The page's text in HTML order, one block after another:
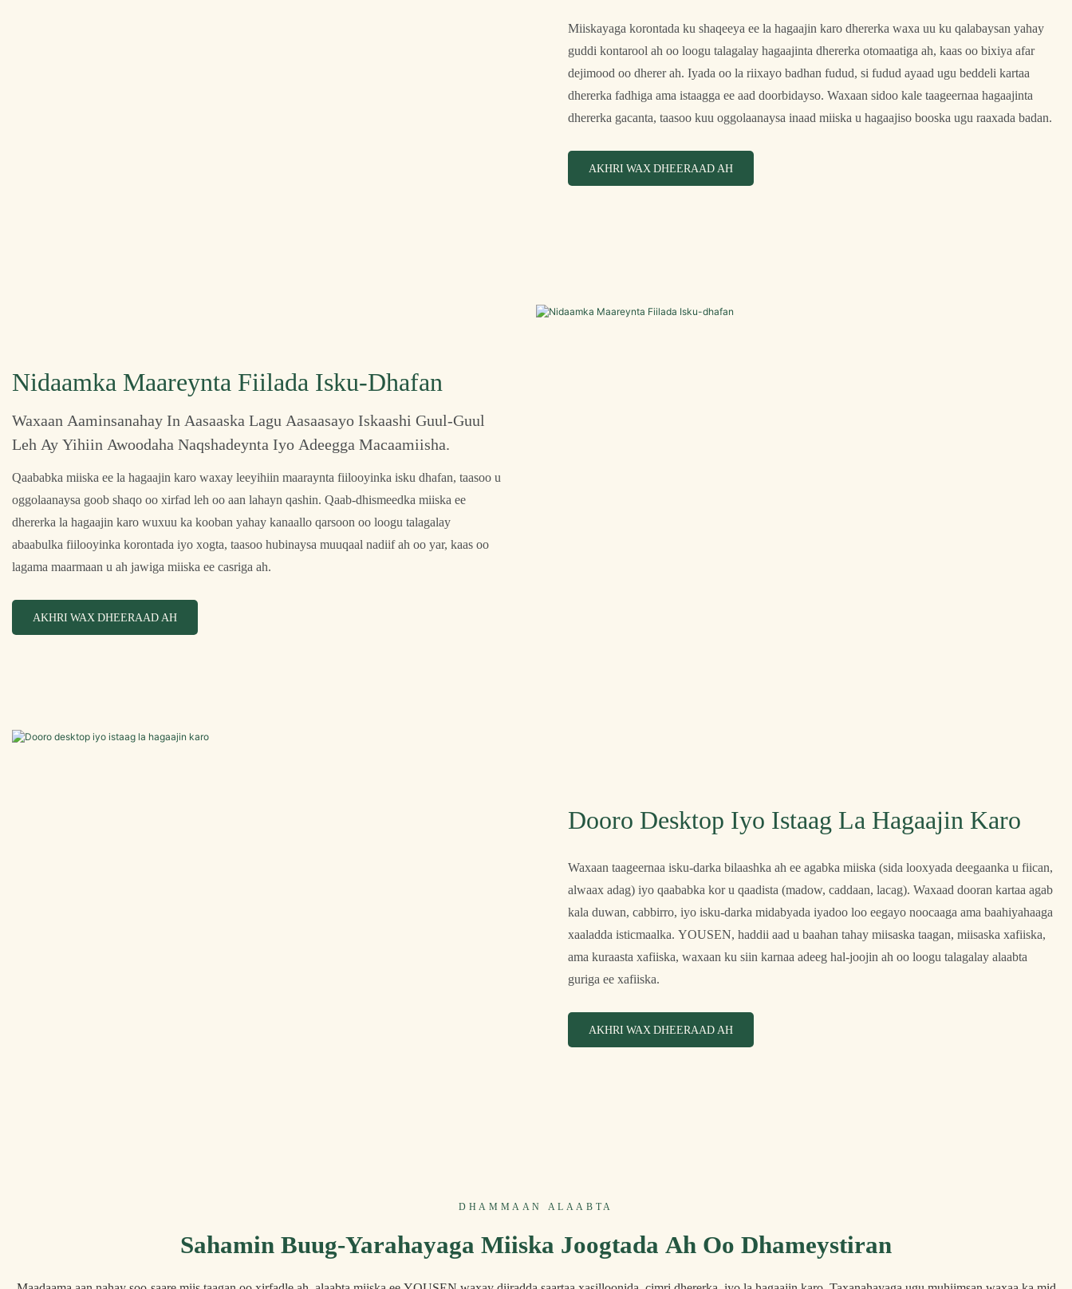
Miiskayaga korontada ku shaqeeya ee la hagaajin karo dhererka waxa uu ku qalabaysan yahay
guddi kontarool ah oo loogu talagalay hagaajinta dhererka otomaatiga ah, kaas oo bixiya afar
dejimood oo dherer ah. Iyada oo la riixayo badhan fudud, si fudud ayaad ugu beddeli kartaa
dhererka fadhiga ama istaagga ee aad doorbidayso. Waxaan sidoo kale taageernaa hagaajinta
dhererka gacanta, taasoo kuu oggolaanaysa inaad miiska u hagaajiso booska ugu raaxada badan.
AKHRI WAX DHEERAAD AH
Nidaamka Maareynta Fiilada Isku-Dhafan
Waxaan Aaminsanahay In Aasaaska Lagu Aasaasayo Iskaashi Guul-Guul
Leh Ay Yihiin Awoodaha Naqshadeynta Iyo Adeegga Macaamiisha.
Qaababka miiska ee la hagaajin karo waxay leeyihiin maaraynta fiilooyinka isku dhafan, taasoo u
oggolaanaysa goob shaqo oo xirfad leh oo aan lahayn qashin. Qaab-dhismeedka miiska ee
dhererka la hagaajin karo wuxuu ka kooban yahay kanaallo qarsoon oo loogu talagalay
abaabulka fiilooyinka korontada iyo xogta, taasoo hubinaysa muuqaal nadiif ah oo yar, kaas oo
lagama maarmaan u ah jawiga miiska ee casriga ah.
AKHRI WAX DHEERAAD AH
Dooro Desktop Iyo Istaag La Hagaajin Karo
Waxaan taageernaa isku-darka bilaashka ah ee agabka miiska (sida looxyada deegaanka u fiican,
alwaax adag) iyo qaababka kor u qaadista (madow, caddaan, lacag). Waxaad dooran kartaa agab
kala duwan, cabbirro, iyo isku-darka midabyada iyadoo loo eegayo noocaaga ama baahiyahaaga
xaaladda isticmaalka. YOUSEN, haddii aad u baahan tahay miisaska taagan, miisaska xafiiska,
ama kuraasta xafiiska, waxaan ku siin karnaa adeeg hal-joojin ah oo loogu talagalay alaabta
guriga ee xafiiska.
AKHRI WAX DHEERAAD AH
DHAMMAAN ALAABTA
Sahamin Buug-Yarahayaga Miiska Joogtada Ah Oo Dhameystiran